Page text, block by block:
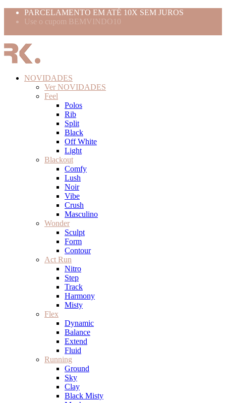
PARCELAMENTO EM ATÉ 10X SEM JUROS
Use o cupom BEMVINDO10
NOVIDADES
Ver NOVIDADES
Feel
Polos
Rib
Split
Black
Off White
Light
Blackout
Comfy
Lush
Noir
Vibe
Crush
Masculino
Wonder
Sculpt
Form
Contour
Act Run
Nitro
Step
Track
Harmony
Misty
Flex
Dynamic
Balance
Extend
Fluid
Running
Ground
Sky
Clay
Black Misty